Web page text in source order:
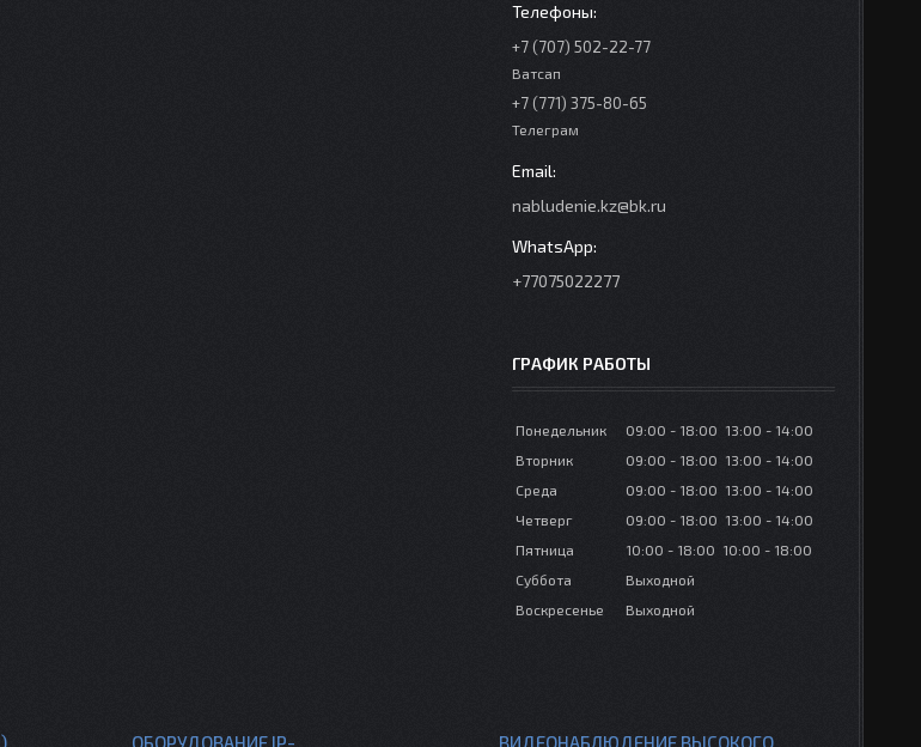
+7 (707) 502-22-77
Ватсап
+7 (771) 375-80-65
Телеграм
nabludenie.kz@bk.ru
+77075022277
ГРАФИК РАБОТЫ
Понедельник 09:00 18:00 13:00
14:00
Вторник
09:00 18:00 13:00
14:00
Среда
09:00 18:00 13:00
14:00
Четверг
09:00 18:00 13:00
14:00
Пятница
10:00 18:00 10:00
18:00
Суббота
Выходной
Воскресенье
Выходной
ОБОРУДОВАНИЕ IP- ВИДЕОНАБЛЮДЕНИЕ ВЫСОКОГО